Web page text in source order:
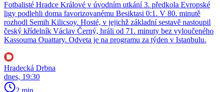
Fotbalisté Hradce Králové v úvodním utkání 3. předkola Evropské
ligy podlehli doma favorizovanému Besiktasi 0:1. V 80. minutě
rozhodl Semih Kilicsoy. Hosté, v jejichž základní sestavě nastoupil
český křídelník Václav Černý, hráli od 71. minuty bez vyloučeného
Kassouma Ouattary. Odveta je na programu za týden v Istanbulu.
Hradecká Drbna
dnes, 19:30
2 min